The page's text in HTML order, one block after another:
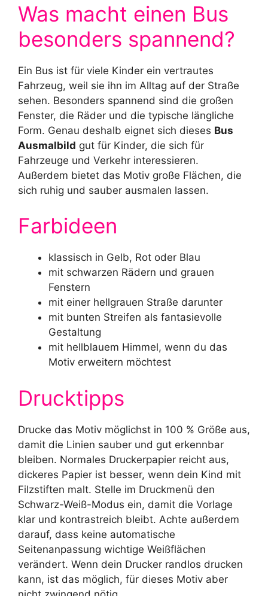
Was macht einen Bus
besonders spannend?
Ein Bus ist für viele Kinder ein vertrautes
Fahrzeug, weil sie ihn im Alltag auf der Straße
sehen. Besonders spannend sind die großen
Fenster, die Räder und die typische längliche
Form. Genau deshalb eignet sich dieses Bus
Ausmalbild gut für Kinder, die sich für
Fahrzeuge und Verkehr interessieren.
Außerdem bietet das Motiv große Flächen, die
sich ruhig und sauber ausmalen lassen.
Farbideen
klassisch in Gelb, Rot oder Blau
mit schwarzen Rädern und grauen
Fenstern
mit einer hellgrauen Straße darunter
mit bunten Streifen als fantasievolle
Gestaltung
mit hellblauem Himmel, wenn du das
Motiv erweitern möchtest
Drucktipps
Drucke das Motiv möglichst in 100 % Größe aus,
damit die Linien sauber und gut erkennbar
bleiben. Normales Druckerpapier reicht aus,
dickeres Papier ist besser, wenn dein Kind mit
Filzstiften malt. Stelle im Druckmenü den
Schwarz-Weiß-Modus ein, damit die Vorlage
klar und kontrastreich bleibt. Achte außerdem
darauf, dass keine automatische
Seitenanpassung wichtige Weißflächen
verändert. Wenn dein Drucker randlos drucken
kann, ist das möglich, für dieses Motiv aber